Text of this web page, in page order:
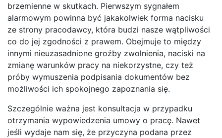
brzemienne w skutkach. Pierwszym sygnałem
alarmowym powinna być jakakolwiek forma nacisku
ze strony pracodawcy, która budzi nasze wątpliwości
co do jej zgodności z prawem. Obejmuje to między
innymi nieuzasadnione groźby zwolnienia, naciski na
zmianę warunków pracy na niekorzystne, czy też
próby wymuszenia podpisania dokumentów bez
możliwości ich spokojnego zapoznania się.
Szczególnie ważna jest konsultacja w przypadku
otrzymania wypowiedzenia umowy o pracę. Nawet
jeśli wydaje nam się, że przyczyna podana przez